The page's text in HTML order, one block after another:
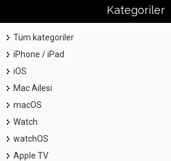
Kategoriler
Tüm kategoriler
iPhone / iPad
iOS
Mac Ailesi
macOS
Watch
watchOS
Apple TV